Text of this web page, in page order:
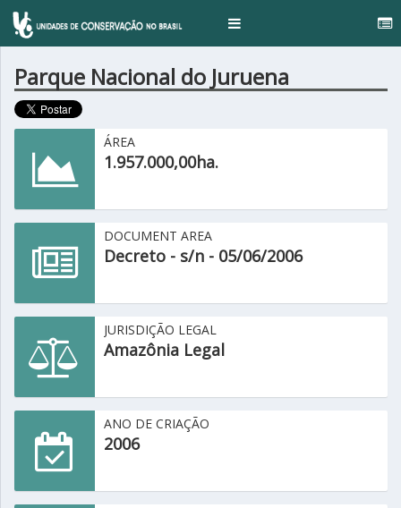
Toggle
Parque Nacional do Juruena
ÁREA
1.957.000,00ha.
DOCUMENT AREA
Decreto - s/n - 05/06/2006
JURISDIÇÃO LEGAL
Amazônia Legal
ANO DE CRIAÇÃO
2006